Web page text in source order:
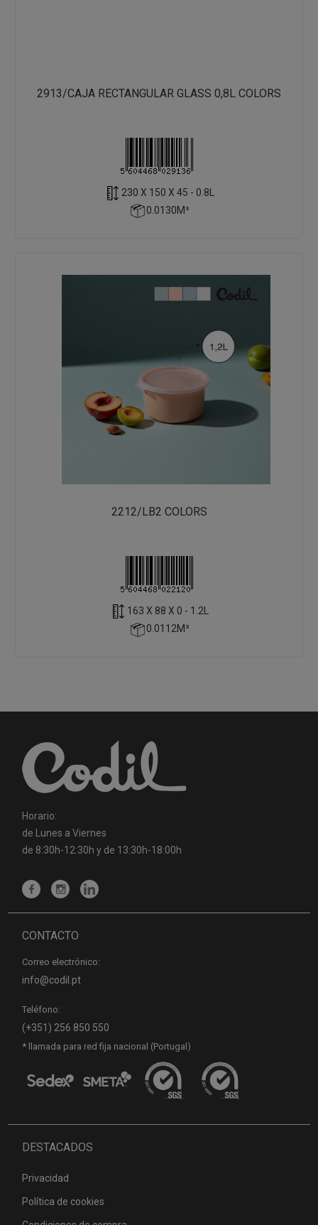
2913/CAJA RECTANGULAR GLASS 0,8L COLORS
230 X 150 X 45 - 0.8L
0.0130M³
2212/LB2 COLORS
163 X 88 X 0 - 1.2L
0.0112M³
Horario:
de Lunes a Viernes
de 8:30h-12:30h y de 13:30h-18:00h
CONTACTO
Correo electrónico:
info@codil.pt
Teléfono:
(+351) 256 850 550
* llamada para red fija nacional (Portugal)
DESTACADOS
Privacidad
Política de cookies